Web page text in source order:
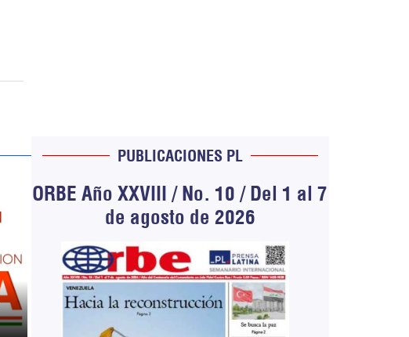
PUBLICACIONES PL
ORBE Año XXVIII / No. 10 / Del 1 al 7
de agosto de 2026